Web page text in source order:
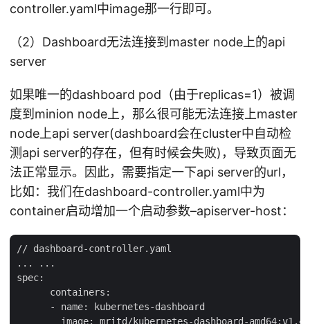
controller.yaml中image那一行即可。
（2）Dashboard无法连接到master node上的api
server
如果唯一的dashboard pod（由于replicas=1）被调
度到minion node上，那么很可能无法连接上master
node上api server(dashboard会在cluster中自动检
测api server的存在，但有时候会失败)，导致页面无
法正常显示。因此，需要指定一下api server的url，
比如：我们在dashboard-controller.yaml中为
container启动增加一个启动参数–apiserver-host：
// dashboard-controller.yaml
... ...
spec:
      containers:
      - name: kubernetes-dashboard
image: mritd/kubernetes-dashboard-